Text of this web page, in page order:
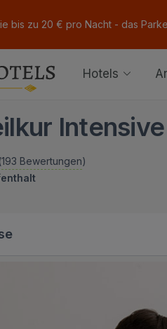
bis zu 20 € pro Nacht - das
Hotels
(193 Bewertungen)